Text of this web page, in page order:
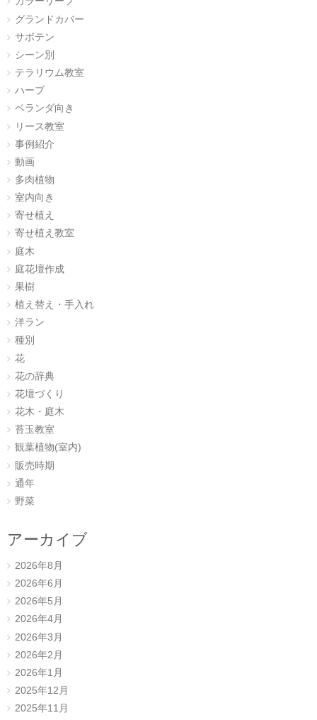
グランドカバー
サボテン
シーン別
テラリウム教室
ハーブ
ベランダ向き
リース教室
事例紹介
動画
多肉植物
室内向き
寄せ植え
寄せ植え教室
庭木
庭花壇作成
果樹
植え替え・手入れ
洋ラン
種別
花
花の辞典
花壇づくり
花木・庭木
苔玉教室
観葉植物(室内)
販売時期
通年
野菜
アーカイブ
2026年8月
2026年6月
2026年5月
2026年4月
2026年3月
2026年2月
2026年1月
2025年12月
2025年11月